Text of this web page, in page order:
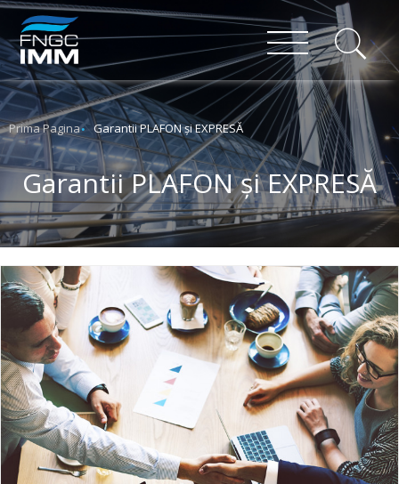
Prima Pagina Garantii PLAFON și EXPRESĂ
Garantii PLAFON și EXPRESĂ